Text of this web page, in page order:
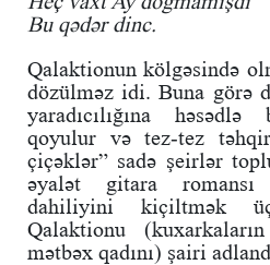
Bu qədər dinc.
Qalaktionun kölgəsində
dözülməz idi. Buna görə
yaradıcılığına
qoyulur və tez-tez
çiçəklər” sadə şeirlər
əyalət gitara romansı
dahiliyini kiçiltmək
Qalaktionu
mətbəx qadını) şairi